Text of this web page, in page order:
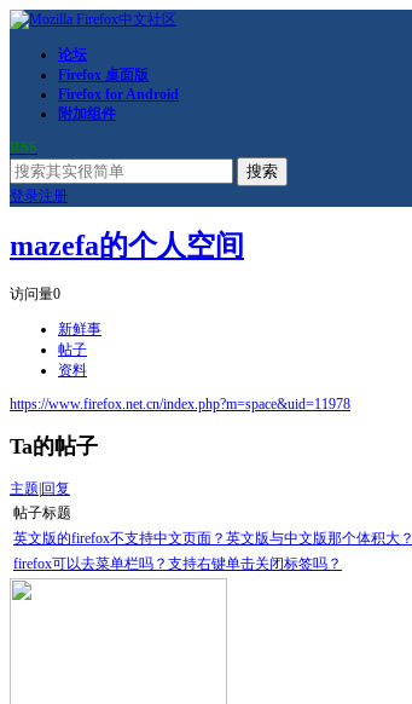
论坛
Firefox 桌面版
Firefox for Android
附加组件
RSS
搜索
登录注册
mazefa的个人空间
访问量0
新鲜事
帖子
资料
https://www.firefox.net.cn/index.php?m=space&uid=11978
Ta的帖子
主题 回复
帖子标题
英文版的firefox不支持中文页面？英文版与中文版那个体积大？
firefox可以去菜单栏吗？支持右键单击关闭标签吗？